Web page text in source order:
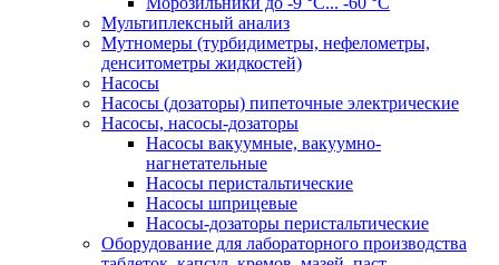
Мультиплексный анализ
Мутномеры (турбидиметры, нефелометры,
денситометры жидкостей)
Насосы
Насосы (дозаторы) пипеточные электрические
Насосы, насосы-дозаторы
Насосы вакуумные, вакуумно-
нагнетательные
Насосы перистальтические
Насосы шприцевые
Насосы-дозаторы перистальтические
Оборудование для лабораторного производства